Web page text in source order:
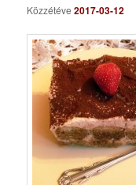
Közzétéve2017-03-12